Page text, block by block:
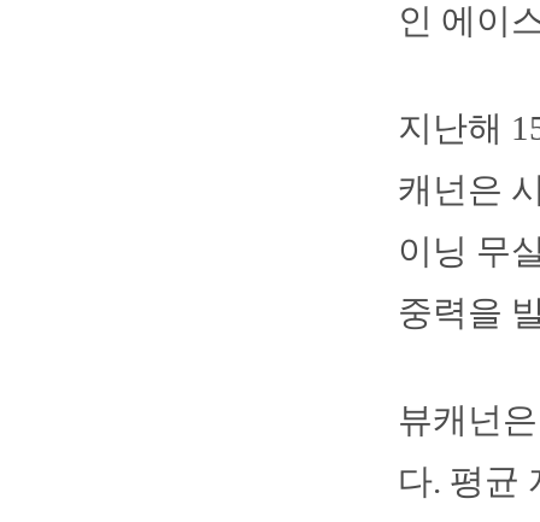
인 에이
지난해
캐넌은
이닝 무
중력을
뷰캐넌
다. 평균